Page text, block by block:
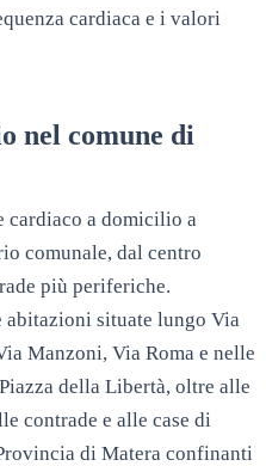
cardiaca e i valori
nel comune di
cardiaco a domicilio a
comunale, dal centro
più periferiche.
abitazioni situate lungo Via
Manzoni, Via Roma e nelle
della Libertà, oltre alle
contrade e alle case di
di Matera confinanti